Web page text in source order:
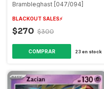
Brambleghast [047/094]
BLACKOUT SALES⚡️
$270 $300
COMPRAR 23en stock